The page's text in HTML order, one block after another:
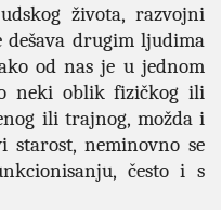
života, razvojni
drugim ljudima
od nas je u jednom
neki oblik fizičkog ili
ili trajnog, možda i
starost, neminovno se
često i s